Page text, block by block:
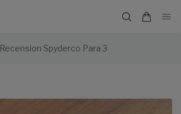
Recension Spyderco Para 3